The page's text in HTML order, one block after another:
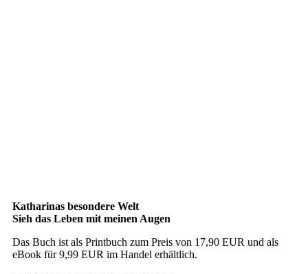
Katharinas besondere Welt
Sieh das Leben mit meinen Augen
Das Buch ist als Printbuch zum Preis von 17,90 EUR und als
eBook für 9,99 EUR im Handel erhältlich.